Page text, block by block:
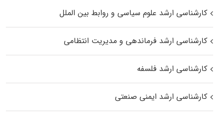
کارشناسی ارشد علوم سیاسی و روابط بین الملل
کارشناسی ارشد فرماندهی و مدیریت انتظامی
کارشناسی ارشد فلسفه
کارشناسی ارشد ایمنی صنعتی